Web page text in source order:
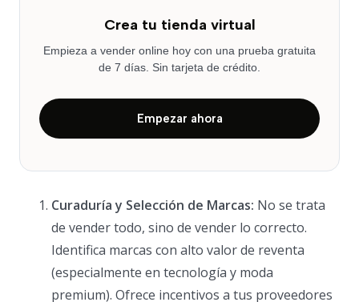
Crea tu tienda virtual
Empieza a vender online hoy con una prueba gratuita
de 7 días. Sin tarjeta de crédito.
Empezar ahora
Curaduría y Selección de Marcas: No se trata
de vender todo, sino de vender lo correcto.
Identifica marcas con alto valor de reventa
(especialmente en tecnología y moda
premium). Ofrece incentivos a tus proveedores